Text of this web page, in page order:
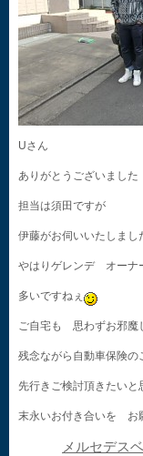
Uさん
ありがとうございました
担当は須田ですが
伊藤がお伺いいたしまし
やはりゲレンデ オーナ
多いですねぇ
ご自宅も 思わずお邪魔
残念ながら自動車保険
先行きご検討頂きたいと
末永いお付き合いを お
メルセデス